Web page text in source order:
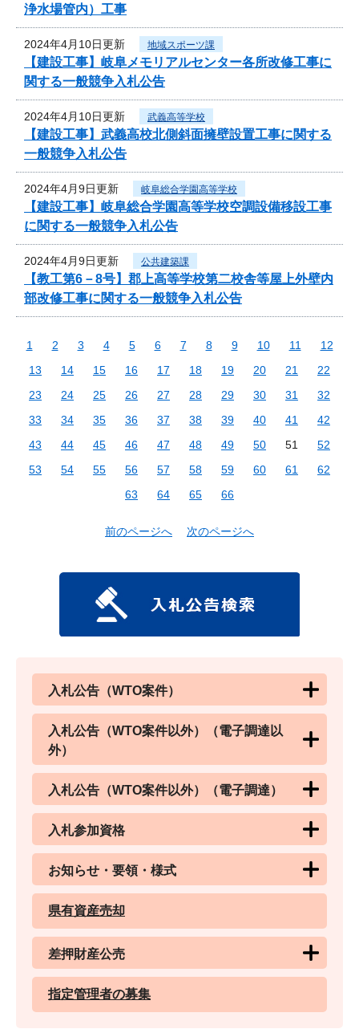
浄水場管内）工事
2024年4月10日更新 地域スポーツ課
【建設工事】岐阜メモリアルセンター各所改修工事に
関する一般競争入札公告
2024年4月10日更新 武義高等学校
【建設工事】武義高校北側斜面擁壁設置工事に関する
一般競争入札公告
2024年4月9日更新 岐阜総合学園高等学校
【建設工事】岐阜総合学園高等学校空調設備移設工事
に関する一般競争入札公告
2024年4月9日更新 公共建築課
【教工第6－8号】郡上高等学校第二校舎等屋上外壁内
部改修工事に関する一般競争入札公告
1 2 3 4 5 6 7 8 9 10 11
12
13
14 15 16 17 18 19 20 21
22
23
24 25 26 27 28 29 30 31
32
33
34 35 36 37 38 39 40 41
42
43
44 45 46 47 48 49 50 51
52
53
54 55 56 57 58 59 60 61
62
63
64 65 66
前のページへ 次のページへ
入札公告（WTO案件）
入札公告（WTO案件以外）（電子調達以
外）
入札公告（WTO案件以外）（電子調達）
入札参加資格
お知らせ・要領・様式
県有資産売却
差押財産公売
指定管理者の募集